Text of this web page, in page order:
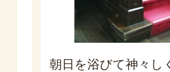
朝日を浴びて神々し